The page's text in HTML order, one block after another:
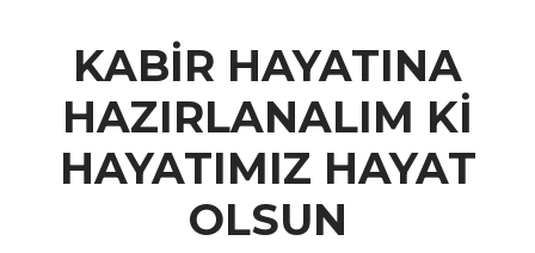
KABİR HAYATINA
HAZIRLANALIM Kİ
HAYATIMIZ HAYAT
OLSUN